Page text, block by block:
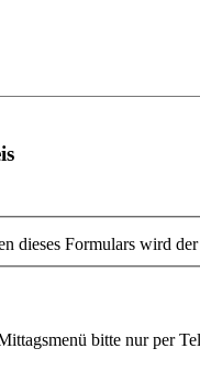
dieses Formulars wird
bitte nur per